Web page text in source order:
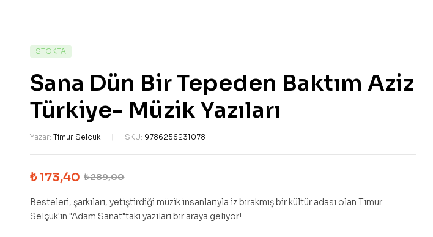
STOKTA
Sana Dün Bir Tepeden Baktım Aziz
Türkiye- Müzik Yazıları
Yazar: Timur Selçuk SKU: 9786256231078
₺289,00
₺173,40
Besteleri, şarkıları, yetiştirdiği müzik insanlarıyla iz bırakmış bir kültür adası olan Timur
Selçuk'ın "Adam Sanat"taki yazıları bir araya geliyor!